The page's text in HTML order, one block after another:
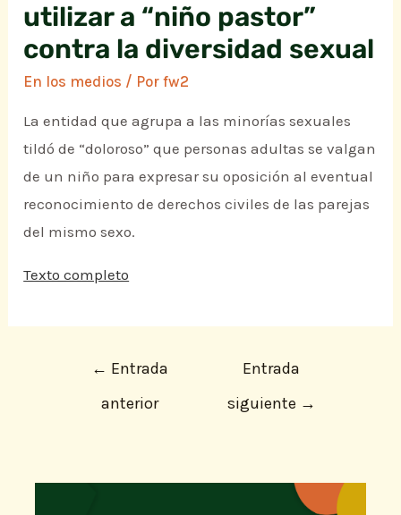
utilizar a “niño pastor”
contra la diversidad sexual
En los medios / Porfw2
La entidad que agrupa a las minorías sexuales
tildó de “doloroso” que personas adultas se valgan
de un niño para expresar su oposición al eventual
reconocimiento de derechos civiles de las parejas
del mismo sexo.
Texto completo
← Entrada
anterior
Entrada
siguiente →